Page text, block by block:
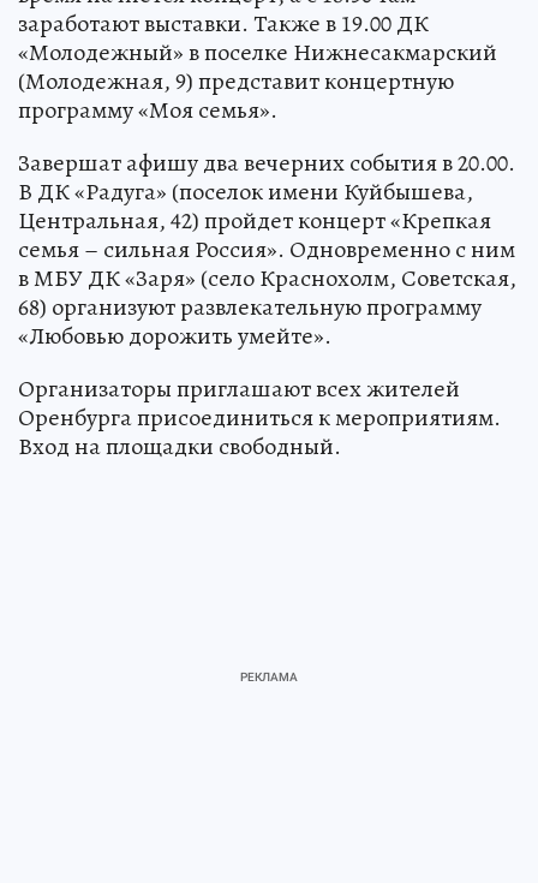
заработают выставки. Также в 19.00 ДК
«Молодежный» в поселке Нижнесакмарский
(Молодежная, 9) представит концертную
программу «Моя семья».
Завершат афишу два вечерних события в 20.00.
В ДК «Радуга» (поселок имени Куйбышева,
Центральная, 42) пройдет концерт «Крепкая
семья – сильная Россия». Одновременно с ним
в МБУ ДК «Заря» (село Краснохолм, Советская,
68) организуют развлекательную программу
«Любовью дорожить умейте».
Организаторы приглашают всех жителей
Оренбурга присоединиться к мероприятиям.
Вход на площадки свободный.